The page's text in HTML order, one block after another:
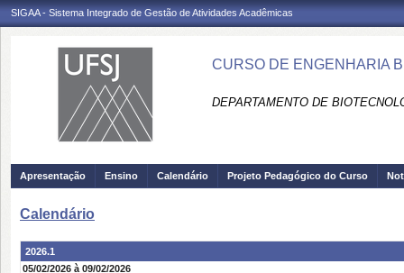
SIGAA - Sistema Integrado de Gestão de Atividades Acadêmicas
CURSO DE ENGENHARIA
DEPARTAMENTO DE
Apresentação Ensino Calendário Projeto Pedagógico do Curso
Calendário
2026.1
05/02/2026 à 09/02/2026